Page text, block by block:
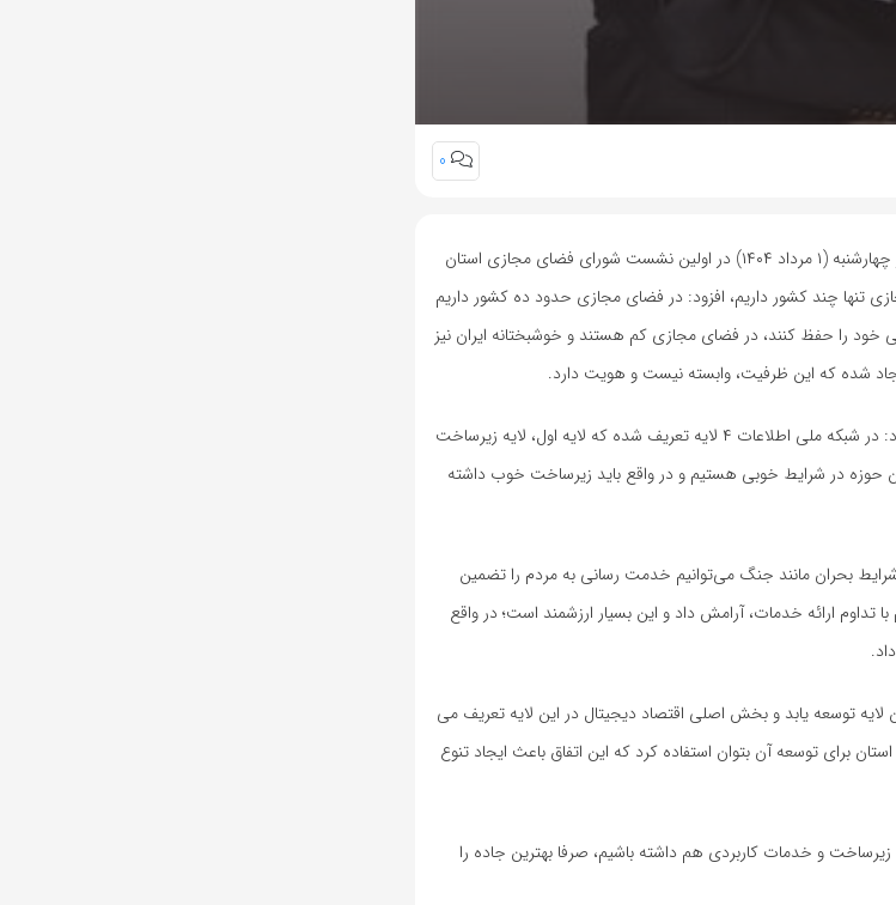
0
به گزارش خبرآنلاین، به نقل از ایسنا، سید محمدامین آقامیری رئیس مرکز ملی فضای مجازی عصر روز چهارشنبه (۱ مرداد ۱۴۰۴) در اولین نشست شورای فضای مجازی استان
تنها چند کشور داریم، افزود: در فضای مجازی حدود ده کشور داریم
خود را حفظ کنند، در فضای مجازی کم هستند و خوشبختانه ایران نیز
شده که این ظرفیت، وابسته نیست و هویت دارد.
آقامیری با بیان این که در نقطه حساس تاریخی هستیم که شکل دهنده آینده ایران است، تصریح کرد: در شبکه ملی اطلاعات ۴ لایه تعریف شده که لایه اول، لایه زیرساخت
حوزه در شرایط خوبی هستیم و در واقع باید زیرساخت خوب داشته
بحران مانند جنگ می‌توانیم خدمت رسانی به مردم را تضمین
کرد و به مردم با تداوم ارائه خدمات، آرامش داد و این بسیار ارزشمند است؛ در واقع
توسعه یابد و بخش اصلی اقتصاد دیجیتال در این لایه تعریف می
برای توسعه آن بتوان استفاده کرد که این اتفاق باعث ایجاد تنوع
و خدمات کاربردی هم داشته باشیم، صرفا بهترین جاده را